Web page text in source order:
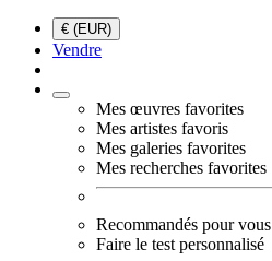
€ (EUR)
Vendre
Mes œuvres favorites
Mes artistes favoris
Mes galeries favorites
Mes recherches favorites
Recommandés pour vous
Faire le test personnalisé